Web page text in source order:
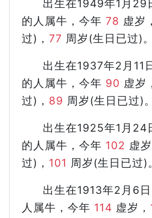
出生在1949年1月29
的人属牛，今年 78 虚岁，
过)， 77 周岁(生日已过)。
出生在1937年2月11
的人属牛，今年 90 虚岁
过)， 89 周岁(生日已过)。
出生在1925年1月24
的人属牛，今年 102 虚岁
过)， 101 周岁(生日已过)
出生在1913年2月6
人属牛，今年 114 虚岁，